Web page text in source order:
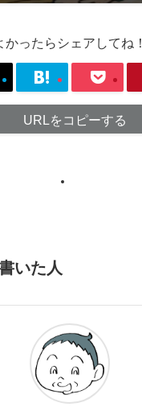
かったらシェアしてね！
URLをコピーする
いた人